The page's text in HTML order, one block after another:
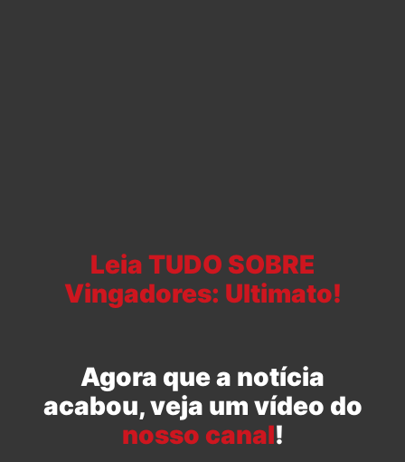
Leia TUDO SOBRE
Vingadores: Ultimato!
Agora que a notícia
acabou, veja um vídeo do
nosso canal!